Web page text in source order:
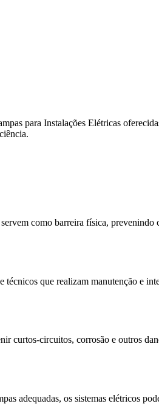
para Instalações Elétricas
como barreira física, prevenindo
que realizam manutenção e
curtos-circuitos, corrosão e outros
adequadas, os sistemas elétricos